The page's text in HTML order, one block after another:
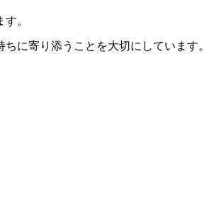
。
に寄り添うことを大切にしています。